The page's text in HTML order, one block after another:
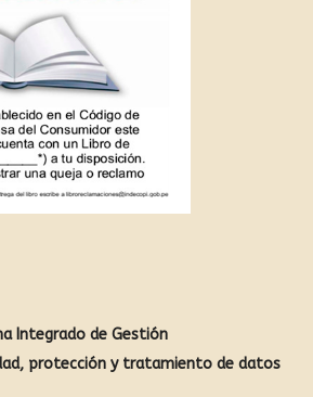
Integrado de Gestión
protección y tratamiento de datos